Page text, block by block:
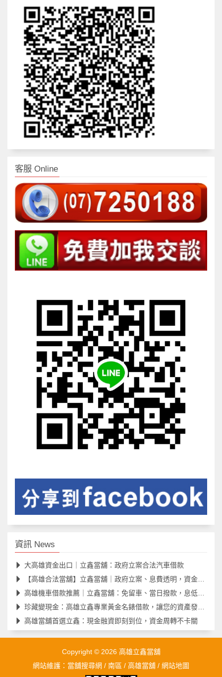
客服 Online
資訊 News
大高雄資金出口｜立鑫當舖：政府立案合法汽車借款
【高雄合法當舖】立鑫當舖｜政府立案、息費透明，資金到手！
高雄機車借款推薦｜立鑫當舖：免留車、當日撥款，息低額度高
珍藏變現金：高雄立鑫專業黃金名錶借款，讓您的資產發揮最大價值
高雄當舖首選立鑫：現金融資即刻到位，資金周轉不卡關
Copyright © 2026 高雄立鑫當舖
網站維護： 當舖搜尋網 / 南區 / 高雄當舖 / 網站地圖